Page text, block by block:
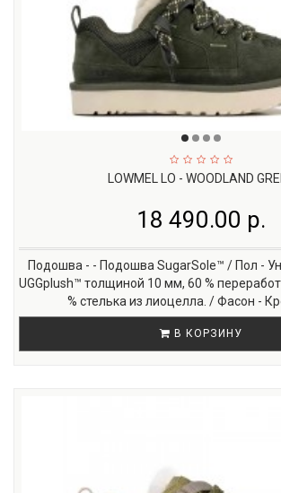
LOWMEL LO - WOODLAND
18 490.00 р.
Подошва - - Подошва SugarSole™ / Пол -
UGGplush™ толщиной 10 мм, 60 %
% стелька из лиоцелла. / Фасон -
В КОРЗИНУ